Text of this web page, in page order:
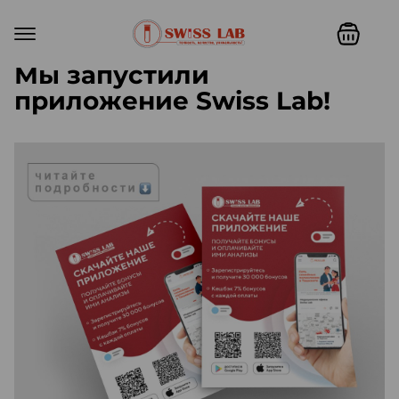
Мы запустили
приложение Swiss Lab!